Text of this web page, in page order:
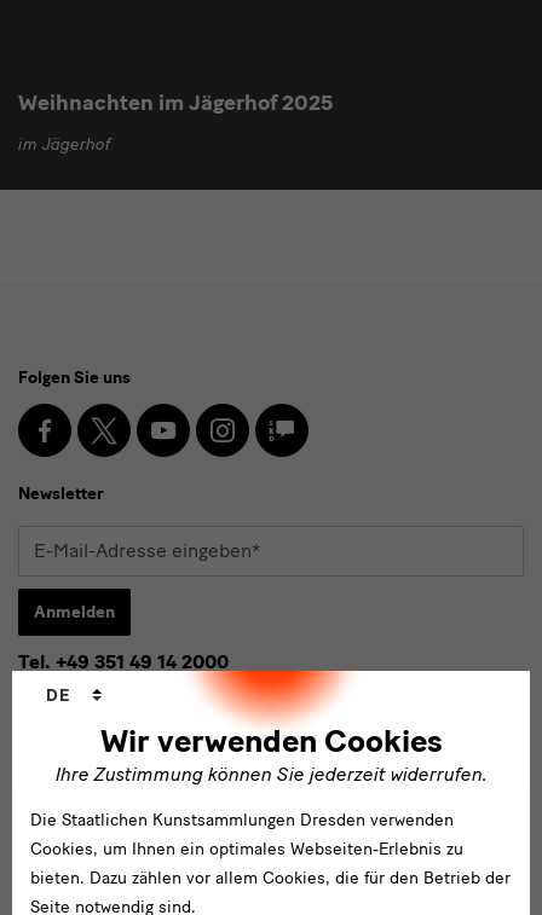
Weihnachten im Jägerhof 2025
im Jägerhof
Wir verwenden Cookies
Ihre Zustimmung können Sie jederzeit widerrufen.
Sprachwechsler
DE
Die Staatlichen Kunstsammlungen Dresden verwenden
Cookies, um Ihnen ein optimales Webseiten-Erlebnis zu
bieten. Dazu zählen vor allem Cookies, die für den Betrieb der
Seite notwendig sind.
Media
und
Newsletter
Folgen Sie uns
Facebook
X YoutubeInstagramSKD
Blog
Newsletter
E-
Adresse
Anmelden
* Pflichtfeld
Ich stimme der Datenschutzerklärung
Bitte wählen Sie mindestens einen Newsletter aus.
der Staatlichen Kunstsammlungen
Dresden
Newsletter
des Albertinum
Tel. +49 351 49 14 2000
besucherservice(at)skdmuseum.info